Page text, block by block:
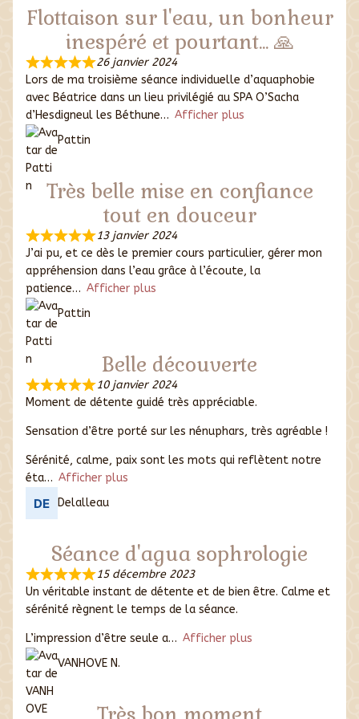
Flottaison sur l'eau, un bonheur
inespéré et pourtant... 🙏
26 janvier 2024
Lors de ma troisième séance individuelle d’aquaphobie
avec Béatrice dans un lieu privilégié au SPA O’Sacha
d’Hesdigneul les Béthune
Afficher plus
Pattin
Très belle mise en confiance
tout en douceur
13 janvier 2024
J’ai pu, et ce dès le premier cours particulier, gérer mon
appréhension dans l’eau grâce à l’écoute, la
patience
Afficher plus
Pattin
Belle découverte
10 janvier 2024
Moment de détente guidé très appréciable.
Sensation d’être porté sur les nénuphars, très agréable !
Sérénité, calme, paix sont les mots qui reflètent notre
éta
Afficher plus
Delalleau
Séance d'agua sophrologie
15 décembre 2023
Un véritable instant de détente et de bien être. Calme et
sérénité règnent le temps de la séance.
L’impression d’être seule a
Afficher plus
VANHOVE N.